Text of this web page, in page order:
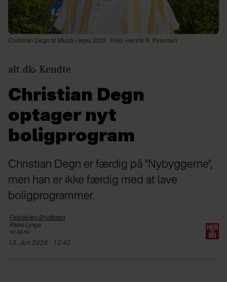
Christian Degn til Musik i lejet 2025 Foto: Henrik R. Petersen
alt.dk Kendte
Christian Degn
optager nyt
boligprogram
Christian Degn er færdig på "Nybyggerne",
men han er ikke færdig med at lave
boligprogrammer.
Felicia HeyBrydesen
Rikke Lynge
HER&NU
13. Jun 2026 - 12:42